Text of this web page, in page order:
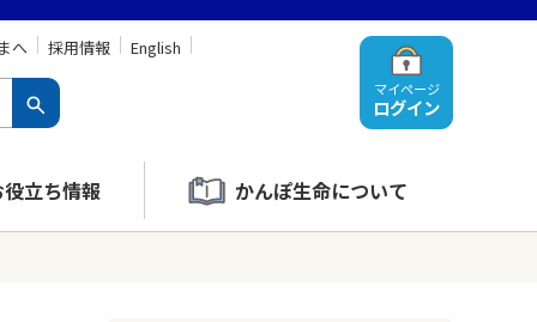
マイページ
ログイン
へ 採用情報 English
立ち情報 かんぽ生命について